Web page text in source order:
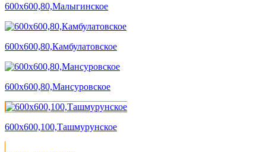
600х600,80,Малыгинское
600х600,80,Камбулатовское
600х600,80,Мансуровское
600х600,100,Ташмурунское